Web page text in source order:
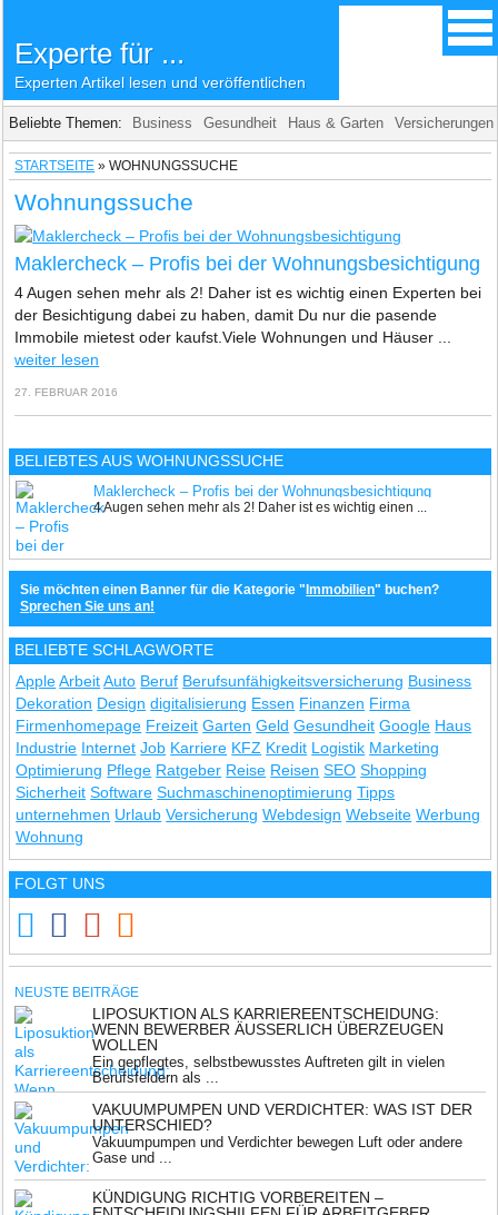
Experte für ...
Experten Artikel lesen und veröffentlichen
Beliebte Themen: Business Gesundheit Haus & Garten Versicherungen
STARTSEITE »WOHNUNGSSUCHE
Wohnungssuche
Maklercheck – Profis bei der Wohnungsbesichtigung
4 Augen sehen mehr als 2! Daher ist es wichtig einen Experten bei
der Besichtigung dabei zu haben, damit Du nur die pasende
Immobile mietest oder kaufst.Viele Wohnungen und Häuser ...
weiter lesen
27. FEBRUAR 2016
BELIEBTES AUS WOHNUNGSSUCHE
Maklercheck – Profis bei der Wohnungsbesichtigung
4 Augen sehen mehr als 2! Daher ist es wichtig einen ...
Sie möchten einen Banner für die Kategorie " Immobilien" buchen?
Sprechen Sie uns an!
BELIEBTE SCHLAGWORTE
Apple Arbeit Auto Beruf Berufsunfähigkeitsversicherung Business
Dekoration Design digitalisierung Essen Finanzen Firma
Firmenhomepage Freizeit Garten Geld Gesundheit Google Haus
Industrie Internet Job Karriere KFZ Kredit Logistik Marketing
Optimierung Pflege Ratgeber Reise Reisen SEO Shopping
Sicherheit Software Suchmaschinenoptimierung Tipps
unternehmen Urlaub Versicherung Webdesign Webseite Werbung
Wohnung
FOLGT UNS
NEUSTE BEITRÄGE
LIPOSUKTION ALS KARRIEREENTSCHEIDUNG:
WENN BEWERBER ÄUSSERLICH ÜBERZEUGEN W
OLLEN
Ein gepflegtes, selbstbewusstes Auftreten gilt in vielen
Berufsfeldern als ...
VAKUUMPUMPEN UND VERDICHTER: WAS IST DER
UNTERSCHIED?
Vakuumpumpen und Verdichter bewegen Luft oder andere
Gase und ...
KÜNDIGUNG RICHTIG VORBEREITEN –